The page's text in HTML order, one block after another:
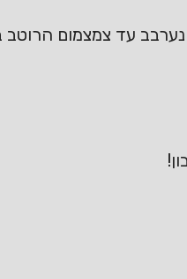
ונערבב עד צמצמום הרוטב